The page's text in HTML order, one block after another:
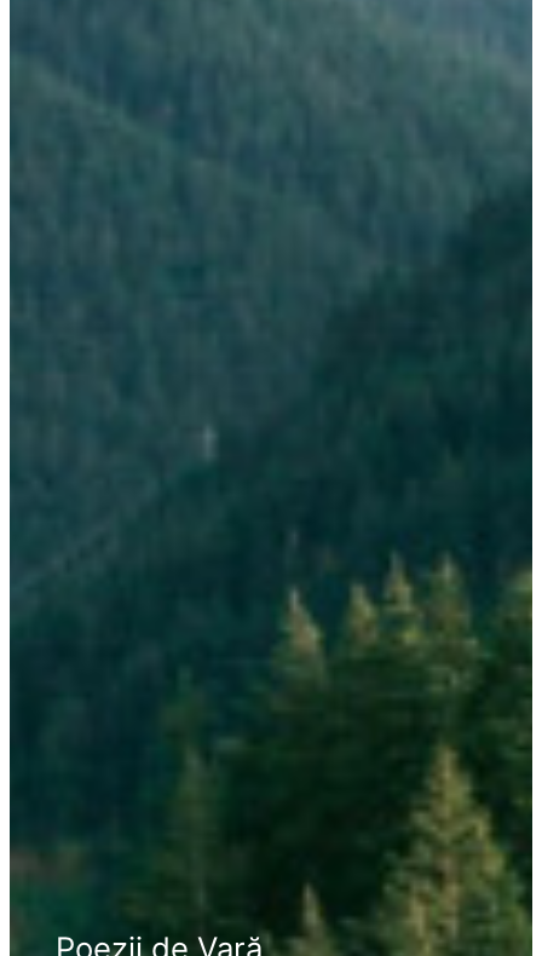
Poezii de Vară